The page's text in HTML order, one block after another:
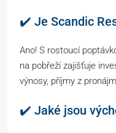
✔️ Je Scandic
Ano! S rostoucí
na pobřeží zajišťuje
výnosy, příjmy z
✔️ Jaké jsou